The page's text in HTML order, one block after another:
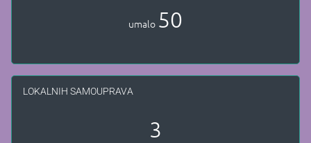
umalo 50
LOKALNIH SAMOUPRAVA
3